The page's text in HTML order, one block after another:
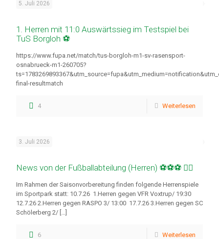
5. Juli 2026
1. Herren mit 11:0 Auswärtssieg im Testspiel bei
TuS Borgloh ⚽
https://www.fupa.net/match/tus-borgloh-m1-sv-rasensport-
osnabrueck-m1-260705?
final-resultmatch
4 Weiterlesen
3. Juli 2026
News von der Fußballabteilung (Herren) ⚽⚽⚽ 🏃‍♂️
Im Rahmen der Saisonvorbereitung finden folgende Herrenspiele
im Sportpark statt: 10.7.26 1.Herren gegen VFR Voxtrup/ 19:30
12.7.26 2.Herren gegen RASPO 3/ 13:00 17.7.26 3.Herren gegen SC
Schölerberg 2/ […]
6 Weiterlesen